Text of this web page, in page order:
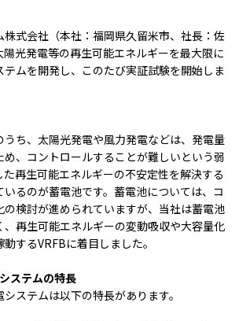
株式会社（本社：福岡県久留米市、社長：佐
光発電等の再生可能エネルギーを最大限に
ムを開発し、このたび実証試験を開始しま
ち、太陽光発電や風力発電などは、発電量
、コントロールすることが難しいという弱
再生可能エネルギーの不安定性を解決する
るのが蓄電池です。蓄電池については、コ
の検討が進められていますが、当社は蓄電池
、再生可能エネルギーの変動吸収や大容量化
するVRFBに着目しました。
ステムの特長
ステムは以下の特長があります。